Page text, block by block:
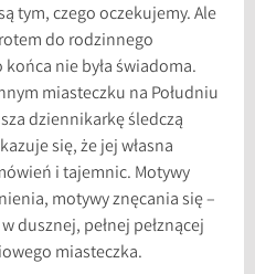
tym, czego oczekujemy. Ale
do rodzinnego
nie była świadoma.
miasteczku na Południu
dziennikarkę śledczą
się, że jej własna
i tajemnic. Motywy
motywy znęcania się –
dusznej, pełnej pełznącej
miasteczka.